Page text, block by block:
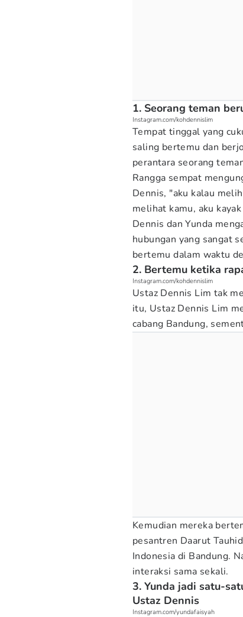
1. Seorang teman
Instagram.com/kohdennislim
Tempat tinggal yang
saling bertemu dan
perantara seorang
Rangga sempat
Dennis, "aku kalau
melihat kamu, aku
Dennis dan Yunda
hubungan yang sangat
bertemu dalam waktu
2. Bertemu ketika
Instagram.com/kohdennislim
Ustaz Dennis Lim tak
itu, Ustaz Dennis Lim
cabang Bandung,
Kemudian mereka
pesantren Daarut
Indonesia di Bandung.
interaksi sama sekali.
3. Yunda jadi satu-
Ustaz Dennis
Instagram.com/yundafaisyah